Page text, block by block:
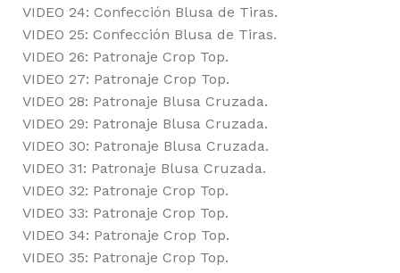
VIDEO 24: Confección Blusa de Tiras.
VIDEO 25: Confección Blusa de Tiras.
VIDEO 26: Patronaje Crop Top.
VIDEO 27: Patronaje Crop Top.
VIDEO 28: Patronaje Blusa Cruzada.
VIDEO 29: Patronaje Blusa Cruzada.
VIDEO 30: Patronaje Blusa Cruzada.
VIDEO 31: Patronaje Blusa Cruzada.
VIDEO 32: Patronaje Crop Top.
VIDEO 33: Patronaje Crop Top.
VIDEO 34: Patronaje Crop Top.
VIDEO 35: Patronaje Crop Top.